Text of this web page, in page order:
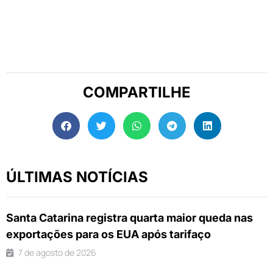
COMPARTILHE
ÚLTIMAS NOTÍCIAS
Santa Catarina registra quarta maior queda nas
exportações para os EUA após tarifaço
7 de agosto de 2026